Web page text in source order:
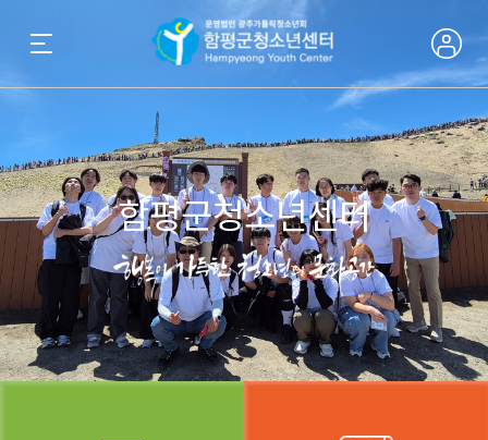
함평군청소년센터